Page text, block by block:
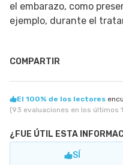
el embarazo, como
ejemplo, durante el
COMPARTIR
El 100% de los lectores
(93 evaluaciones en los últimos
¿FUE ÚTIL ESTA
SÍ